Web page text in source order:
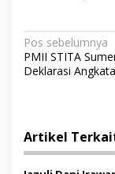
N
a
g
a
Pos sebelumnya
PMII STITA
Deklarasi
Artikel